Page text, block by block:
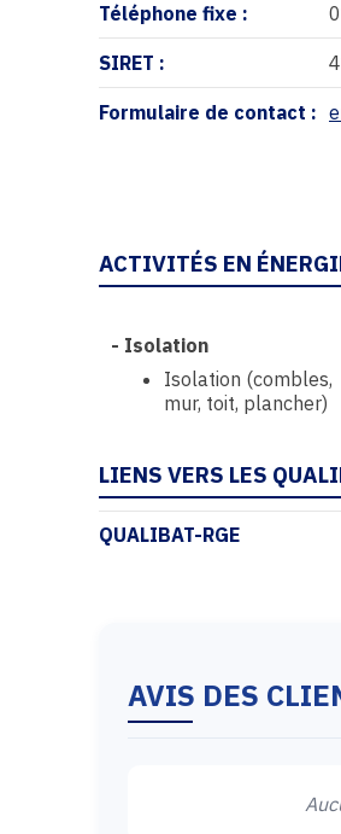
Téléphone fixe :
SIRET :
Formulaire de contact :
ACTIVITÉS EN
- Isolation
Isolation (combles,
mur, toit, plancher)
LIENS VERS LES
QUALIBAT-RGE
AVIS DES